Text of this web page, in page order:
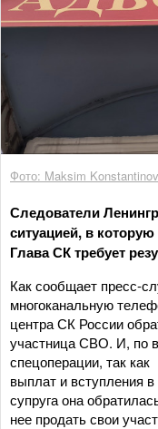
Фото: Maksim
Следователи
ситуацией, в
Глава СК требует
Как сообщает пресс-
многоканальную
центра СК России
участница СВО. И, по
спецоперации, так как
выплат и вступления
супруга она
нее продать свои